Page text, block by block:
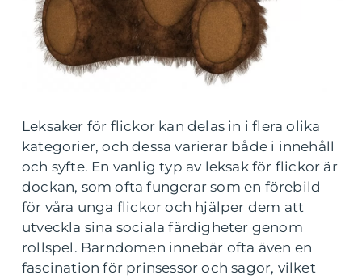
Leksaker för flickor kan delas in i flera olika
kategorier, och dessa varierar både i innehåll
och syfte. En vanlig typ av leksak för flickor är
dockan, som ofta fungerar som en förebild
för våra unga flickor och hjälper dem att
utveckla sina sociala färdigheter genom
rollspel. Barndomen innebär ofta även en
fascination för prinsessor och sagor, vilket